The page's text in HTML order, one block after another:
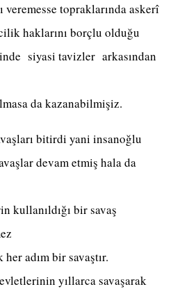
veremesse topraklarında askerî
haklarını borçlu olduğu
siyasi tavizler arkasından
da kazanabilmişiz.
bitirdi yani insanoğlu
devam etmiş hala da
kullanıldığı bir savaş
adım bir savaştır.
yıllarca savaşarak